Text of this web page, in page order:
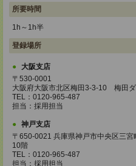
所要時間
1h～1h半
登録場所
大阪支店
〒530-0001
大阪府大阪市北区梅田3-3-10 梅田
TEL：0120-965-487
担当：採用担当
神戸支店
〒650-0021 兵庫県神戸市中央区三
10階
TEL：0120-965-487
担当：採用担当